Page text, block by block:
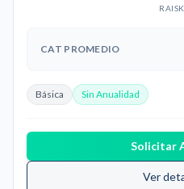
CAT PROMEDIO
Básica Sin Anualidad
Solicitar
Ver